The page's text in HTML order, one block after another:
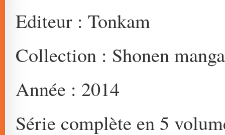
Editeur : Tonkam
Collection : Shonen manga
Année : 2014
Série complète en 5